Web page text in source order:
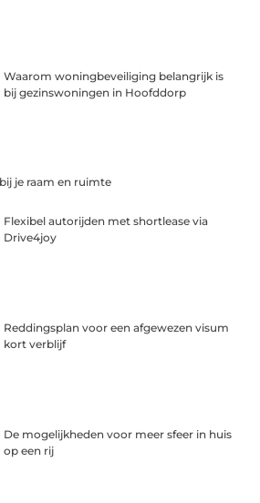
Waarom woningbeveiliging belangrijk is
bij gezinswoningen in Hoofddorp
je raam en ruimte
Flexibel autorijden met shortlease via
Drive4joy
Reddingsplan voor een afgewezen visum
kort verblijf
De mogelijkheden voor meer sfeer in huis
op een rij